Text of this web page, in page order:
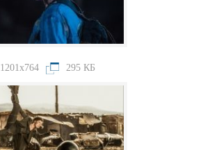
1201x764 295 КБ